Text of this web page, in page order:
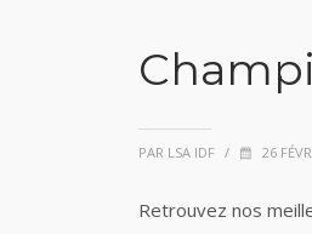
PAR LSA IDF / 26
Retrouvez nos